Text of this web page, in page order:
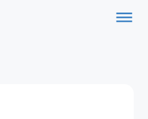
dehaze